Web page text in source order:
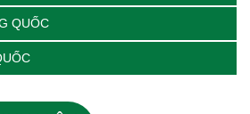
QUỐC